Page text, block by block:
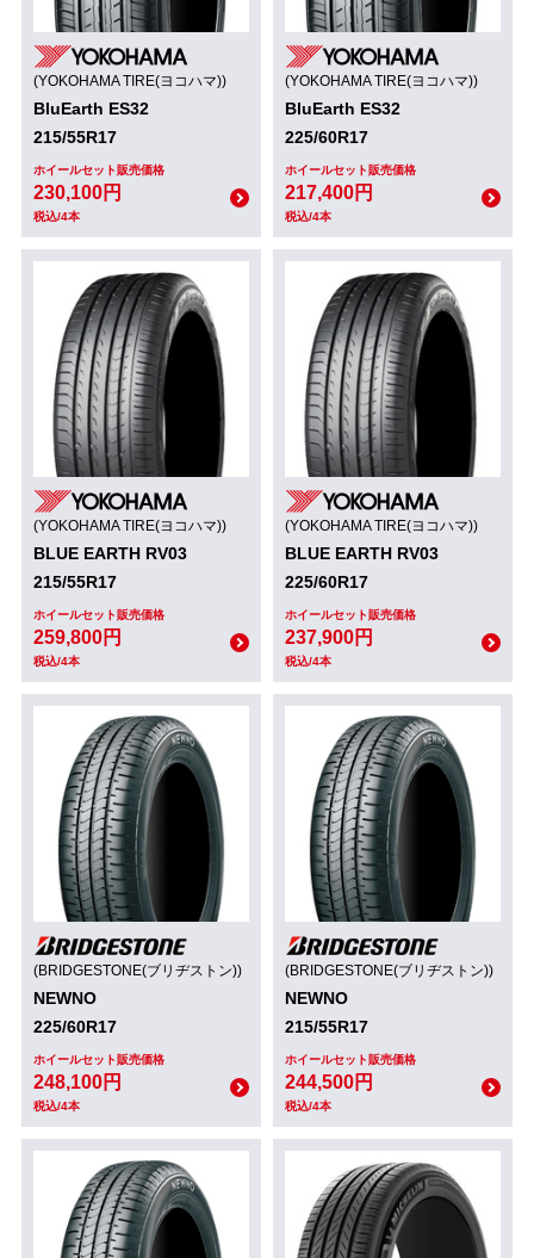
(YOKOHAMA TIRE(ヨコハマ))
BluEarth ES32
215/55R17
ホイールセット販売価格
230,100円
税込/4本
(YOKOHAMA TIRE(ヨコハマ))
BluEarth ES32
225/60R17
ホイールセット販売価格
217,400円
税込/4本
(YOKOHAMA TIRE(ヨコハマ))
BLUE EARTH RV03
215/55R17
ホイールセット販売価格
259,800円
税込/4本
(YOKOHAMA TIRE(ヨコハマ))
BLUE EARTH RV03
225/60R17
ホイールセット販売価格
237,900円
税込/4本
(BRIDGESTONE(ブリヂストン))
NEWNO
225/60R17
ホイールセット販売価格
248,100円
税込/4本
(BRIDGESTONE(ブリヂストン))
NEWNO
215/55R17
ホイールセット販売価格
244,500円
税込/4本